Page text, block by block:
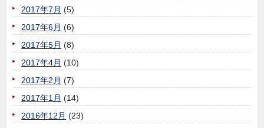
2017年7月 (5)
2017年6月 (6)
2017年5月 (8)
2017年4月 (10)
2017年2月 (7)
2017年1月 (14)
2016年12月 (23)